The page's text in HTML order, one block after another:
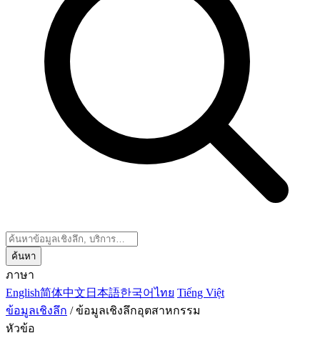
ค้นหา
ภาษา
English简体中文 日本語한국어ไทย Tiếng Việt
ข้อมูลเชิงลึก / ข้อมูลเชิงลึกอุตสาหกรรม
หัวข้อ